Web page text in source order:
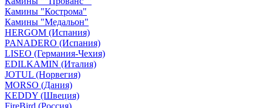
Камины "Кострома"
Камины "Медальон"
HERGOM (Испания)
PANADERO (Испания)
LISEO (Германия-Чехия)
EDILKAMIN (Италия)
JOTUL (Норвегия)
MORSO (Дания)
KEDDY (Швеция)
FireBird (Россия)